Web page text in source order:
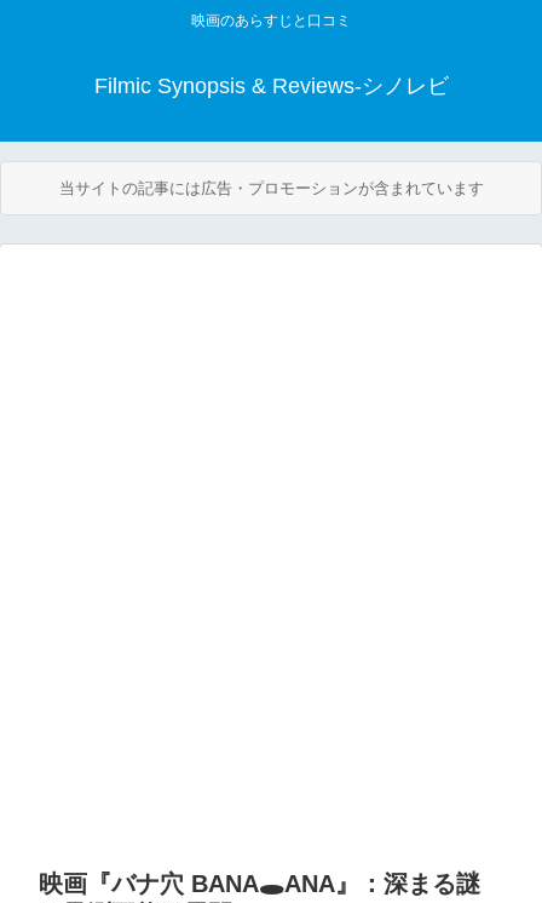
映画のあらすじと口コミ
Filmic Synopsis & Reviews-シノレビ
当サイトの記事には広告・プロモーションが含まれています
映画『バナ穴 BANA🕳️ANA』：深まる謎